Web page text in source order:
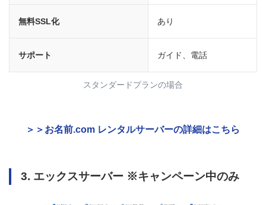
無料SSL化 あり
サポート ガイド、電話
スタンダードプランの場合
＞＞お名前.com レンタルサーバーの詳細はこちら
3. エックスサーバー ※キャンペーン中のみ